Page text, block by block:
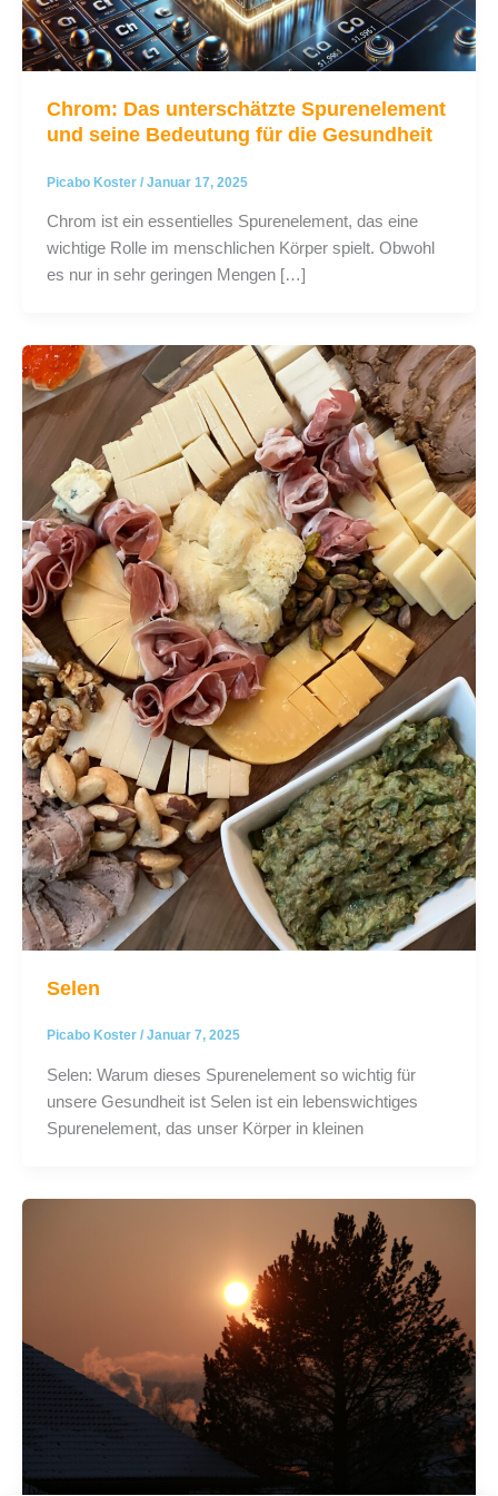
Chrom: Das unterschätzte Spurenelement
und seine Bedeutung für die Gesundheit
Picabo Koster / Januar 17, 2025
Chrom ist ein essentielles Spurenelement, das eine
wichtige Rolle im menschlichen Körper spielt. Obwohl
es nur in sehr geringen Mengen […]
Selen
Picabo Koster / Januar 7, 2025
Selen: Warum dieses Spurenelement so wichtig für
unsere Gesundheit ist Selen ist ein lebenswichtiges
Spurenelement, das unser Körper in kleinen